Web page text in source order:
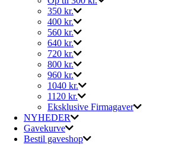
350 kr.
400 kr.
560 kr.
640 kr.
720 kr.
800 kr.
960 kr.
1040 kr.
1120 kr.
Eksklusive Firmagaver
NYHEDER
Gavekurve
Bestil gaveshop